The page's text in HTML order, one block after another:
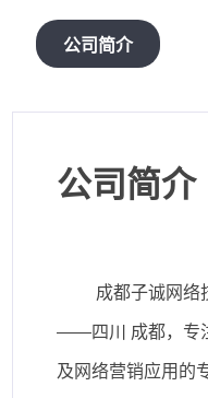
公司简介
公司简介
成都子诚网络
——四川 成都，专
及网络营销应用的